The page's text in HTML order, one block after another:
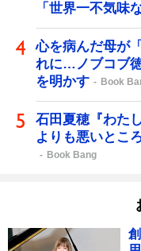
「世界一不気味
心を病んだ母が
れに…ノブコブ
を明かす
Book
石田夏穂『わた
よりも悪いとこ
Book Bang